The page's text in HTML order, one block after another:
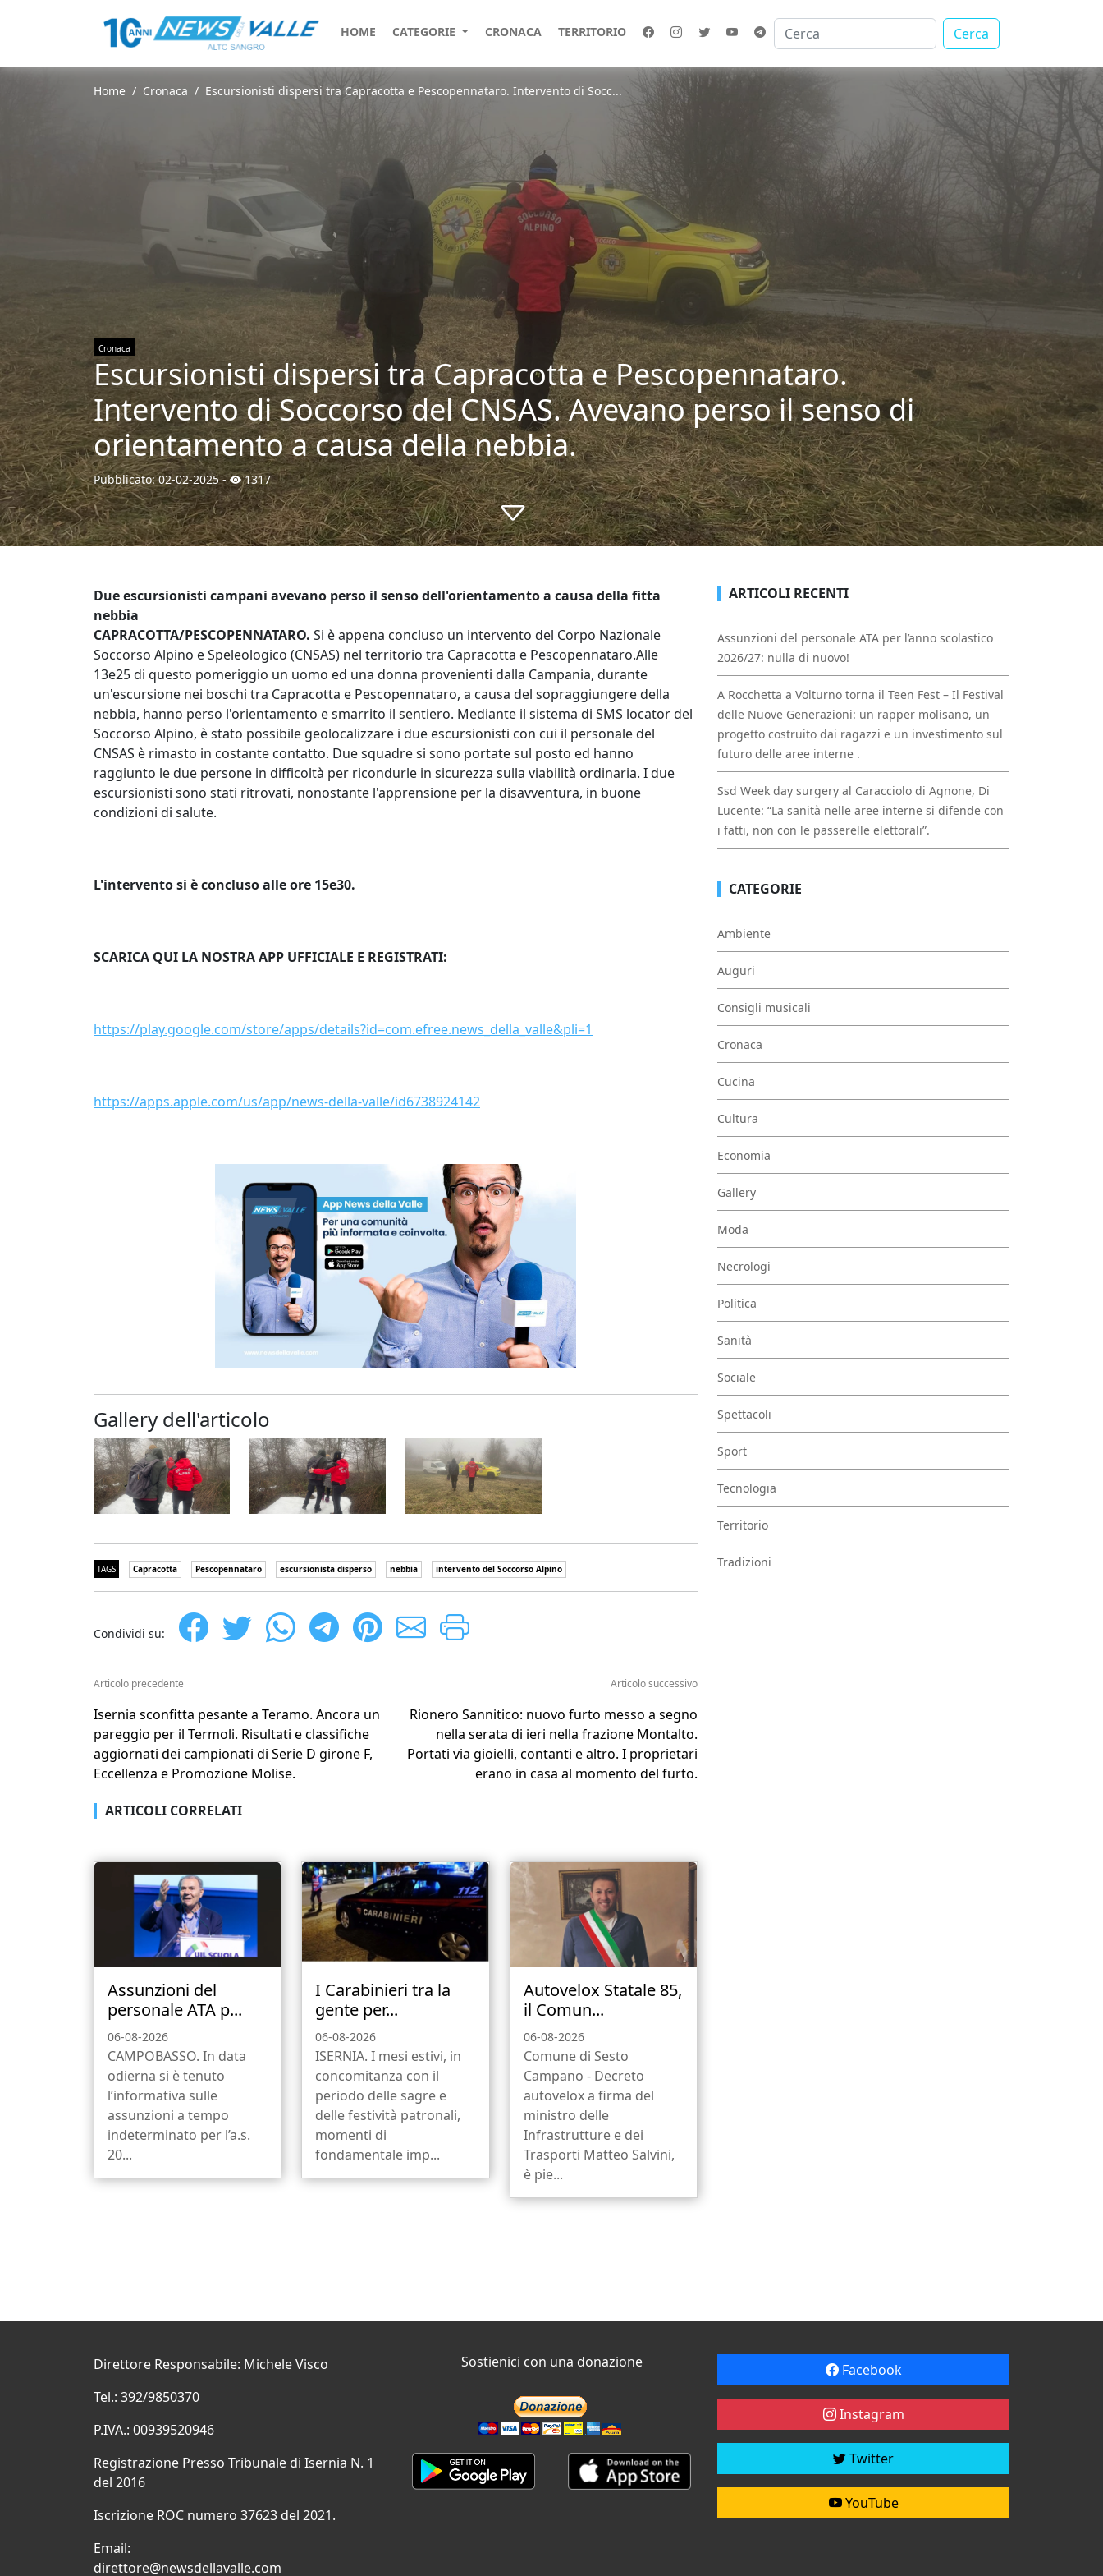
HOME CATEGORIE CRONACA TERRITORIO Cerca
Home Cronaca Escursionisti dispersi tra Capracotta e Pescopennataro. Intervento di Socc...
Cronaca
Escursionisti dispersi tra Capracotta e Pescopennataro.
Intervento di Soccorso del CNSAS. Avevano perso il senso di
orientamento a causa della nebbia.
Pubblicato:02-02-2025- 1317
Due escursionisti campani avevano perso il senso dell'orientamento a causa della fitta
nebbia
CAPRACOTTA/PESCOPENNATARO. Si è appena concluso un intervento del Corpo Nazionale
Soccorso Alpino e Speleologico (CNSAS) nel territorio tra Capracotta e Pescopennataro.Alle
13e25 di questo pomeriggio un uomo ed una donna provenienti dalla Campania, durante
un'escursione nei boschi tra Capracotta e Pescopennataro, a causa del sopraggiungere della
nebbia, hanno perso l'orientamento e smarrito il sentiero. Mediante il sistema di SMS locator del
Soccorso Alpino, è stato possibile geolocalizzare i due escursionisti con cui il personale del
CNSAS è rimasto in costante contatto. Due squadre si sono portate sul posto ed hanno
raggiunto le due persone in difficoltà per ricondurle in sicurezza sulla viabilità ordinaria. I due
escursionisti sono stati ritrovati, nonostante l'apprensione per la disavventura, in buone
condizioni di salute.
L'intervento si è concluso alle ore 15e30.
SCARICA QUI LA NOSTRA APP UFFICIALE E REGISTRATI:
https://play.google.com/store/apps/details?id=com.efree.news_della_valle&pli=1
https://apps.apple.com/us/app/news-della-valle/id6738924142
Gallery dell'articolo
TAGS Capracotta Pescopennataro escursionista disperso nebbia intervento del Soccorso Alpino
Condividi su:
Articolo precedente
Isernia sconfitta pesante a Teramo. Ancora un
pareggio per il Termoli. Risultati e classifiche
aggiornati dei campionati di Serie D girone F,
Eccellenza e Promozione Molise.
Articolo successivo
Rionero Sannitico: nuovo furto messo a segno
nella serata di ieri nella frazione Montalto.
Portati via gioielli, contanti e altro. I proprietari
erano in casa al momento del furto.
ARTICOLI CORRELATI
Assunzioni del
personale ATA p...
06-08-2026
CAMPOBASSO. In data
odierna si è tenuto
l’informativa sulle
assunzioni a tempo
indeterminato per l’a.s.
20...
I Carabinieri tra la
gente per...
06-08-2026
ISERNIA. I mesi estivi, in
concomitanza con il
periodo delle sagre e
delle festività patronali,
momenti di
fondamentale imp...
Autovelox Statale 85,
il Comun...
06-08-2026
Comune di Sesto
Campano - Decreto
autovelox a firma del
ministro delle
Infrastrutture e dei
Trasporti Matteo Salvini,
è pie...
ARTICOLI RECENTI
Assunzioni del personale ATA per l’anno scolastico
2026/27: nulla di nuovo!
A Rocchetta a Volturno torna il Teen Fest – Il Festival
delle Nuove Generazioni: un rapper molisano, un
progetto costruito dai ragazzi e un investimento sul
futuro delle aree interne .
Ssd Week day surgery al Caracciolo di Agnone, Di
Lucente: “La sanità nelle aree interne si difende con
i fatti, non con le passerelle elettorali”.
CATEGORIE
Ambiente
Auguri
Consigli musicali
Cronaca
Cucina
Cultura
Economia
Gallery
Moda
Necrologi
Politica
Sanità
Sociale
Spettacoli
Sport
Tecnologia
Territorio
Tradizioni
Direttore Responsabile: Michele Visco
Tel.: 392/9850370
P.IVA.: 00939520946
Registrazione Presso Tribunale di Isernia N. 1
del 2016
Iscrizione ROC numero 37623 del 2021.
Email:
direttore@newsdellavalle.com
Sostienici con una donazione Facebook
Instagram
Twitter
YouTube